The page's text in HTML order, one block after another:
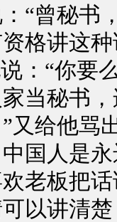
“曾秘书
格讲这
：“你要
当秘书
又给他骂
人是永
老板把
以讲清